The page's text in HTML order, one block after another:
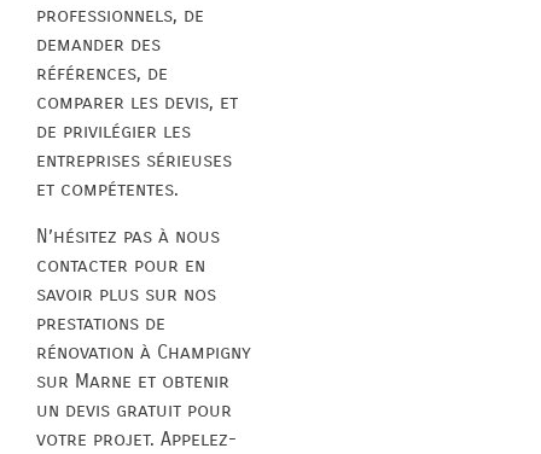
professionnels, de
demander des
références, de
comparer les devis, et
de privilégier les
entreprises sérieuses
et compétentes.
N’hésitez pas à nous
contacter pour en
savoir plus sur nos
prestations de
rénovation à Champigny
sur Marne et obtenir
un devis gratuit pour
votre projet. Appelez-